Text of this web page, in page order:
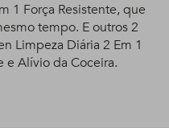
1 Força Resistente, que
tempo. E outros 2
Limpeza Diária 2 Em 1
e Alívio da Coceira.